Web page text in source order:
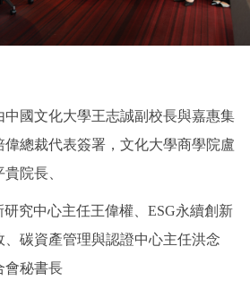
國文化大學王志誠副校長與嘉惠集
偉總裁代表簽署，文化大學商學院盧
院長、
究中心主任王偉權、ESG永續創新
碳資產管理與認證中心主任洪念
會秘書長